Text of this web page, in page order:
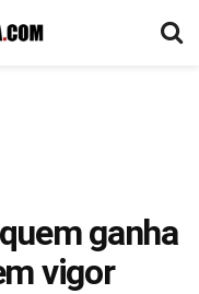
ganha
vigor